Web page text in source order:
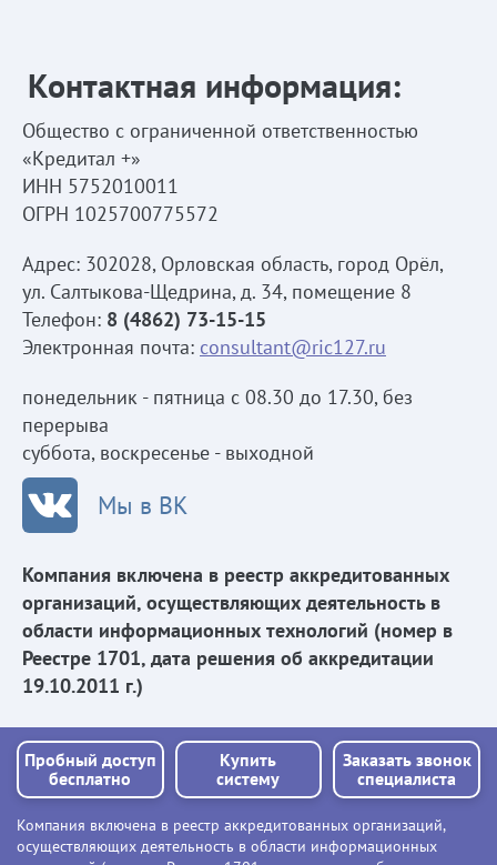
Контактная информация:
Общество с ограниченной ответственностью
«Кредитал +»
ИНН 5752010011
ОГРН 1025700775572
Компания включена в реестр аккредитованных
организаций, осуществляющих деятельность в
области информационных технологий (номер в
Реестре 1701, дата решения об аккредитации
19.10.2011 г.)
Адрес: 302028, Орловская область, город Орёл,
ул. Салтыкова-Щедрина, д. 34, помещение 8
Телефон: 8 (4862) 73-15-15
Электронная почта: consultant@ric127.ru
понедельник - пятница с 08.30 до 17.30, без
перерыва
суббота, воскресенье - выходной
Мы в ВК
Пробный доступ
бесплатно
Купить
систему
Заказать звонок
специалиста
Компания включена в реестр аккредитованных организаций,
осуществляющих деятельность в области информационных